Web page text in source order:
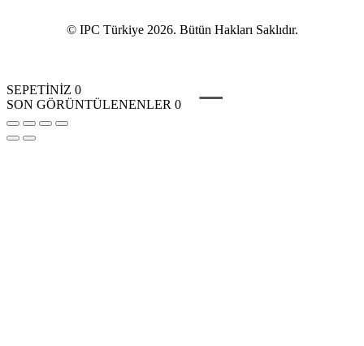
© IPC Türkiye 2026. Bütün Hakları Saklıdır.
SEPETİNİZ 0
SON GÖRÜNTÜLENENLER 0